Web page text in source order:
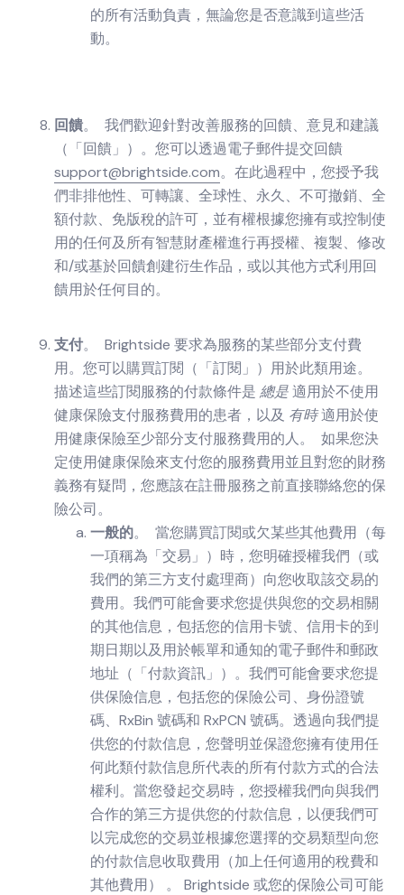
的所有活動負責，無論您是否意識到這些活
動。
回饋。 我們歡迎針對改善服務的回饋、意見和建議
（「回饋」）。您可以透過電子郵件提交回饋
support@brightside.com。在此過程中，您授予我
們非排他性、可轉讓、全球性、永久、不可撤銷、全
額付款、免版稅的許可，並有權根據您擁有或控制使
用的任何及所有智慧財產權進行再授權、複製、修改
和/或基於回饋創建衍生作品，或以其他方式利用回
饋用於任何目的。
支付。 Brightside 要求為服務的某些部分支付費
用。您可以購買訂閱（「訂閱」）用於此類用途。
描述這些訂閱服務的付款條件是 總是適用於不使用
健康保險支付服務費用的患者，以及 有時適用於使
用健康保險至少部分支付服務費用的人。 如果您決
定使用健康保險來支付您的服務費用並且對您的財務
義務有疑問，您應該在註冊服務之前直接聯絡您的保
險公司。
一般的。 當您購買訂閱或欠某些其他費用（每
一項稱為「交易」）時，您明確授權我們（或
我們的第三方支付處理商）向您收取該交易的
費用。我們可能會要求您提供與您的交易相關
的其他信息，包括您的信用卡號、信用卡的到
期日期以及用於帳單和通知的電子郵件和郵政
地址（「付款資訊」）。我們可能會要求您提
供保險信息，包括您的保險公司、身份證號
碼、RxBin 號碼和 RxPCN 號碼。透過向我們提
供您的付款信息，您聲明並保證您擁有使用任
何此類付款信息所代表的所有付款方式的合法
權利。當您發起交易時，您授權我們向與我們
合作的第三方提供您的付款信息，以便我們可
以完成您的交易並根據您選擇的交易類型向您
的付款信息收取費用（加上任何適用的稅費和
其他費用） 。 Brightside 或您的保險公司可能